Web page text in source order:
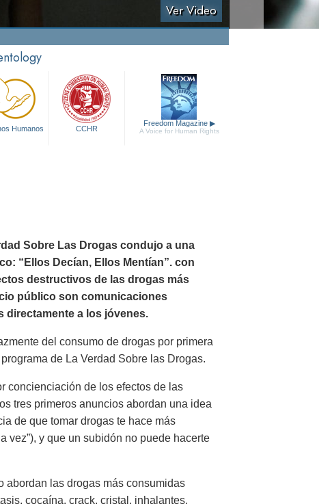
Ver Video
Humanos CCHR
Freedom Magazine ▶
A Voice for Human Rights
Sobre Las Drogas condujo a una
“Ellos Decían, Ellos Mentían”. con
destructivos de las drogas más
público son comunicaciones
directamente a los jóvenes.
del consumo de drogas por primera
de La Verdad Sobre las Drogas.
concienciación de los efectos de las
tres primeros anuncios abordan una idea
de que tomar drogas te hace más
vez”), y que un subidón no puede hacerte
abordan las drogas más consumidas
cocaína, crack, cristal, inhalantes,